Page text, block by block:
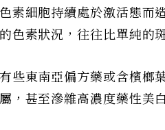
素細胞持續處於激活態而
色素狀況，往往比單純的
些東南亞偏方藥或含檳榔
，甚至滲雜高濃度藥性美